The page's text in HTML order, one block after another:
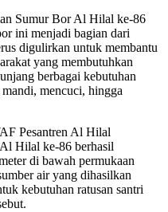
Sumur Bor Al Hilal ke-86
ini menjadi bagian dari
digulirkan untuk membantu
yang membutuhkan
berbagai kebutuhan
mencuci, hingga
Pesantren Al Hilal
Hilal ke-86 berhasil
di bawah permukaan
air yang dihasilkan
kebutuhan ratusan santri